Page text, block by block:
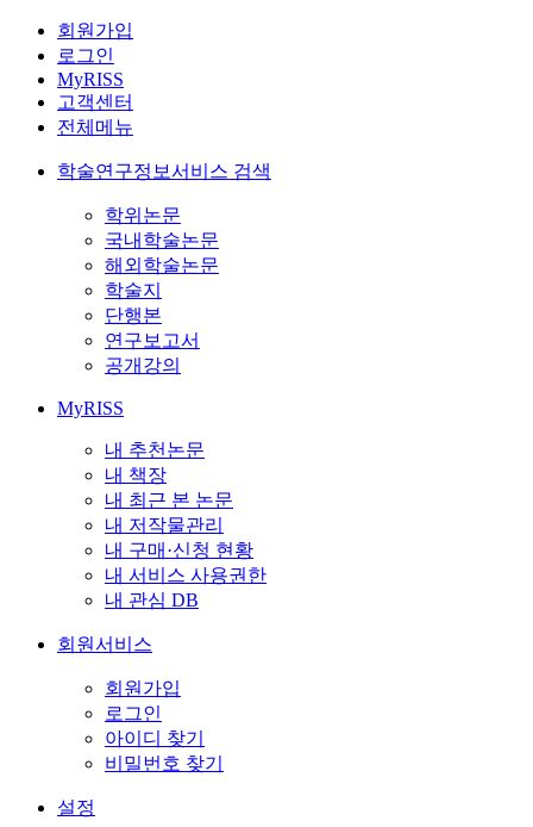
회원가입
로그인
MyRISS
고객센터
전체메뉴
학술연구정보서비스 검색
학위논문
국내학술논문
해외학술논문
학술지
단행본
연구보고서
공개강의
MyRISS
내 추천논문
내 책장
내 최근 본 논문
내 저작물관리
내 구매·신청 현황
내 서비스 사용권한
내 관심 DB
회원서비스
회원가입
로그인
아이디 찾기
비밀번호 찾기
설정